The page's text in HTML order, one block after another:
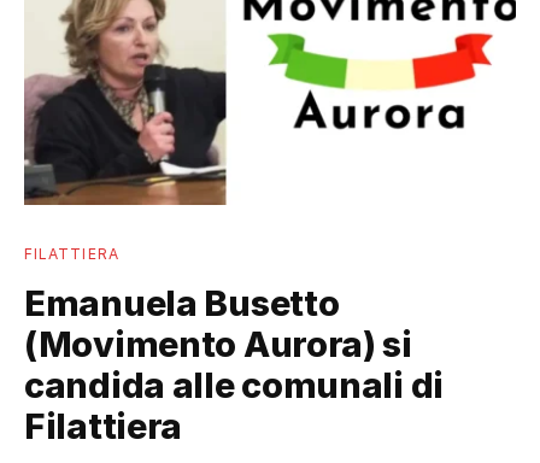
FILATTIERA
Emanuela Busetto
(Movimento Aurora) si
candida alle comunali di
Filattiera